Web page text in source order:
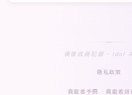
偶像成員記録 · Idol
隱私政策
貢獻者手冊 貢獻者